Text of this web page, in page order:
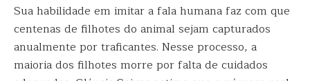
Sua habilidade em imitar a fala humana faz com que
centenas de filhotes do animal sejam capturados
anualmente por traficantes. Nesse processo, a
maioria dos filhotes morre por falta de cuidados